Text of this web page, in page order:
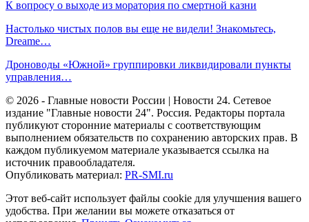
К вопросу о выходе из моратория по смертной казни
Настолько чистых полов вы еще не видели! Знакомьтесь,
Dreame…
Дроноводы «Южной» группировки ликвидировали пункты
управления…
© 2026 - Главные новости России | Новости 24. Сетевое
издание "Главные новости 24". Россия. Редакторы портала
публикуют сторонние материалы с соответствующим
выполнением обязательств по сохранению авторских прав. В
каждом публикуемом материале указывается ссылка на
источник правообладателя.
Опубликовать материал: PR-SMI.ru
Этот веб-сайт использует файлы cookie для улучшения вашего
удобства. При желании вы можете отказаться от